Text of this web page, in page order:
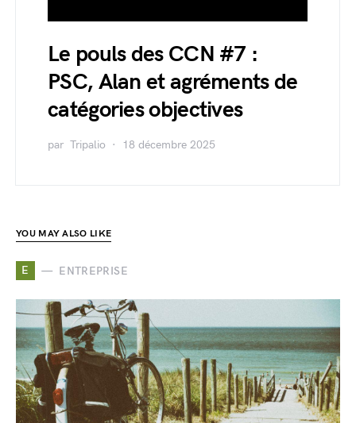
Le pouls des CCN #7 :
PSC, Alan et agréments de
catégories objectives
par Tripalio 18 décembre 2025
YOU MAY ALSO LIKE
E ENTREPRISE